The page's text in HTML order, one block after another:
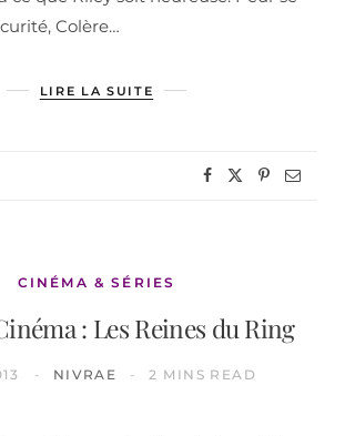
Colère…
LIRE LA SUITE
CINÉMA & SÉRIES
: Les Reines du Ring
NIVRAE 2 MINS READ